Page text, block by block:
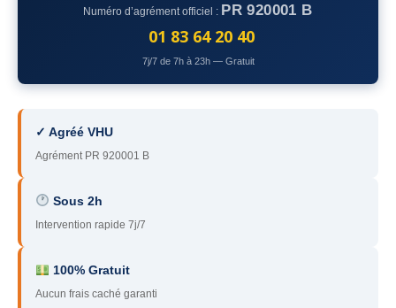
– Yvelines
– Hauts-de-Seine
93– Seine-Saint-Denis
94 – Val-de-Marne
95– Val d’Oise
91 – Essonne
– Yonne
60 – Oise
Numéro d’agrément officiel : PR 920001 B
01 83 64 20 40
7j/7 de 7h à 23h — Gratuit
✓ Agréé VHU
Agrément PR 920001 B
Sous 2h
Intervention rapide 7j/7
100% Gratuit
Aucun frais caché garanti